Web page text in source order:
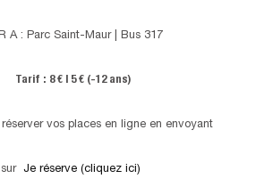
A : Parc Saint-Maur | Bus 317
Tarif : 8 € | 5 € (-12 ans)
vos places en ligne en envoyant
sur Je réserve (cliquez ici)